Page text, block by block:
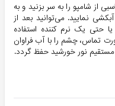
از شامپو را به سر بزنید و به
نمایید. می‌توانید بعد از
حتی یک نرم کننده استفاده
تماس، چشم را با آب فراوان
نور خورشید حفظ گردد.